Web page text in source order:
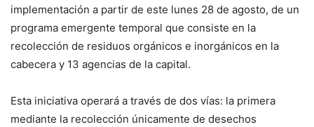
implementación a partir de este lunes 28 de agosto, de un
programa emergente temporal que consiste en la
recolección de residuos orgánicos e inorgánicos en la
cabecera y 13 agencias de la capital.
Esta iniciativa operará a través de dos vías: la primera
mediante la recolección únicamente de desechos